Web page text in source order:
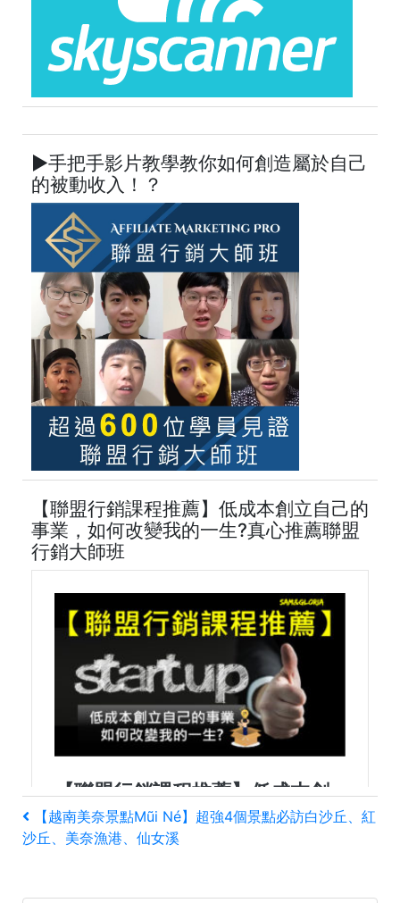
►手把手影片教學教你如何創造屬於自己
的被動收入！？
【聯盟行銷課程推薦】低成本創立自己的
事業，如何改變我的一生?真心推薦聯盟
行銷大師班
文
章
導
上
一
【越南美奈景點Mũi Né】超強4個景點必訪白沙丘、紅
沙丘、美奈漁港、仙女溪